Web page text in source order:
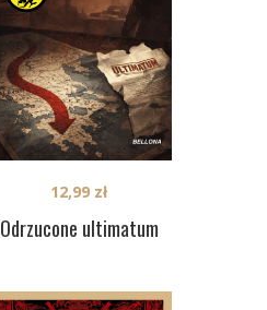
Odrzucone ultimatum
12,99 zł